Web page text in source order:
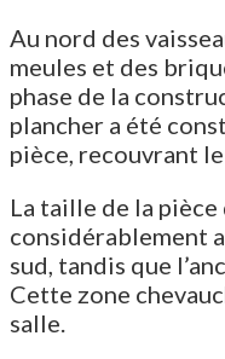
Au nord des
meules et des
phase de la
plancher a été
pièce, recouvrant
La taille de la
considérablement
sud, tandis que
Cette zone
salle.